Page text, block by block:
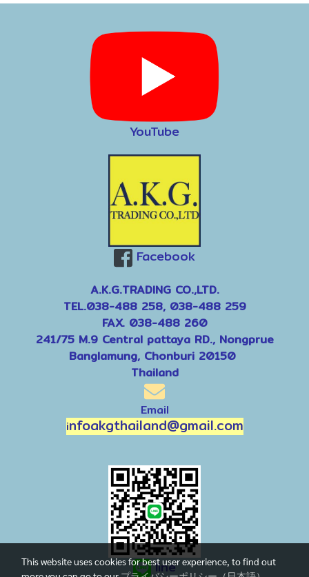
YouTube
Facebook
A.K.G.TRADING CO.,LTD.
TEL.038-488 258, 038-488 259
FAX. 038-488 260
241/75 M.9 Central pattaya RD., Nongprue
Banglamung, Chonburi 20150
Thailand
Email
infoakgthailand@gmail.com
line
This website uses cookies for best user experience, to find out